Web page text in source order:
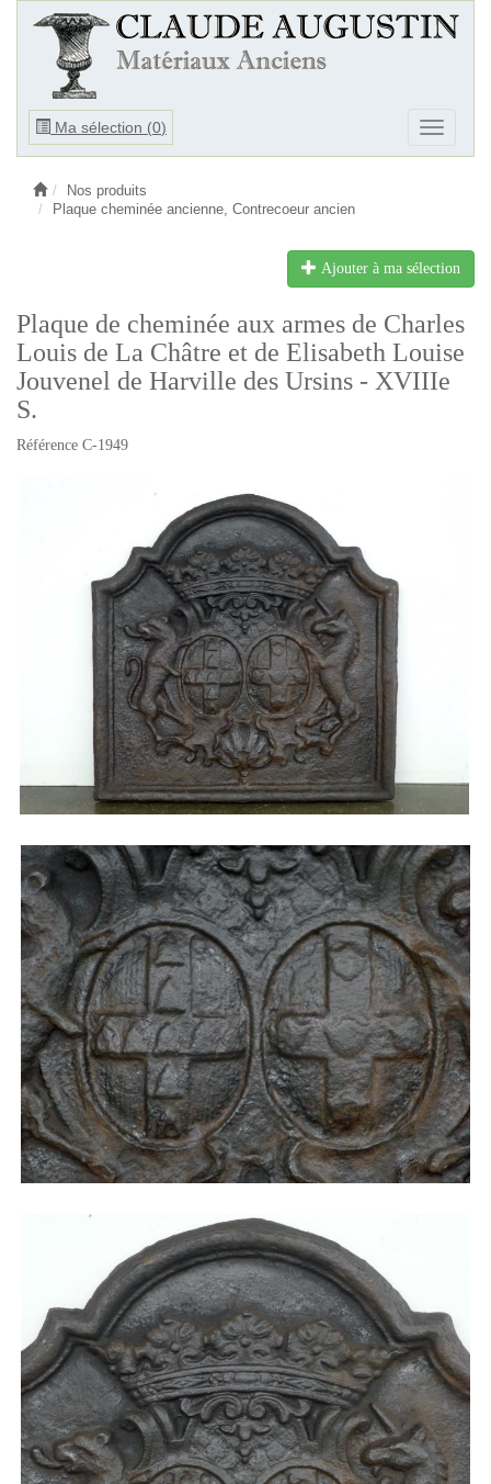
Ma sélection (0)
Ouvrir
Ouvrir
le
Nos produits
Plaque cheminée ancienne, Contrecoeur ancien
Ajouter à ma sélection
Plaque de cheminée aux armes de Charles
Louis de La Châtre et de Elisabeth Louise
Jouvenel de Harville des Ursins - XVIIIe
S.
Référence C-1949